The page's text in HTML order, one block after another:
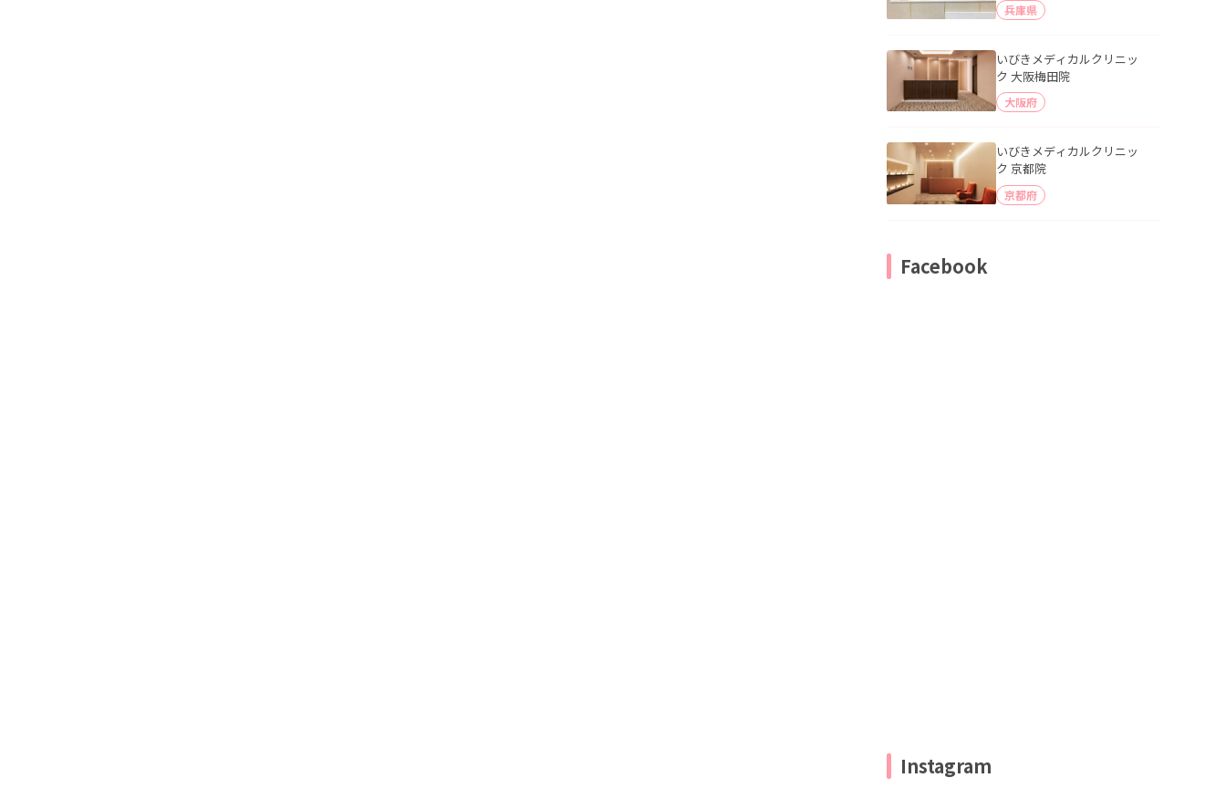
兵庫県
いびきメディカルクリニッ
ク 大阪梅田院
大阪府
いびきメディカルクリニッ
ク 京都院
京都府
Facebook
Instagram